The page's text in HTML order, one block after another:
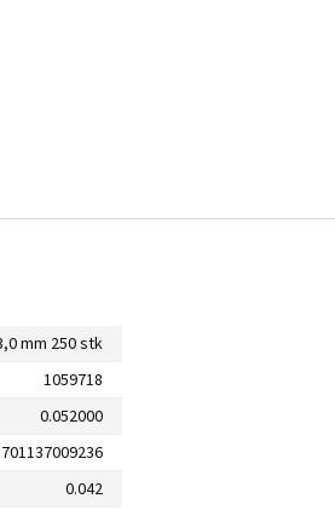
mm 250 stk
1059718
0.052000
0.042